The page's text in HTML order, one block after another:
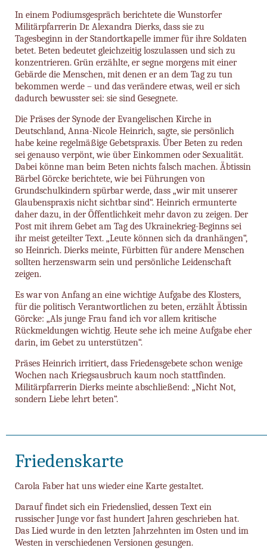
In einem Podiumsgespräch berichtete die Wunstorfer
Militärpfarrerin Dr. Alexandra Dierks, dass sie zu
Tagesbeginn in der Standortkapelle immer für ihre Soldaten
betet. Beten bedeutet gleichzeitig loszulassen und sich zu
konzentrieren. Grün erzählte, er segne morgens mit einer
Gebärde die Menschen, mit denen er an dem Tag zu tun
bekommen werde – und das verändere etwas, weil er sich
dadurch bewusster sei: sie sind Gesegnete.
Die Präses der Synode der Evangelischen Kirche in
Deutschland, Anna-Nicole Heinrich, sagte, sie persönlich
habe keine regelmäßige Gebetspraxis. Über Beten zu reden
sei genauso verpönt, wie über Einkommen oder Sexualität.
Dabei könne man beim Beten nichts falsch machen. Äbtissin
Bärbel Görcke berichtete, wie bei Führungen von
Grundschulkindern spürbar werde, dass „wir mit unserer
Glaubenspraxis nicht sichtbar sind“. Heinrich ermunterte
daher dazu, in der Öffentlichkeit mehr davon zu zeigen. Der
Post mit ihrem Gebet am Tag des Ukrainekrieg-Beginns sei
ihr meist geteilter Text. „Leute können sich da dranhängen“,
so Heinrich. Dierks meinte, Fürbitten für andere Menschen
sollten herzenswarm sein und persönliche Leidenschaft
zeigen.
Es war von Anfang an eine wichtige Aufgabe des Klosters,
für die politisch Verantwortlichen zu beten, erzählt Äbtissin
Görcke: „Als junge Frau fand ich vor allem kritische
Rückmeldungen wichtig. Heute sehe ich meine Aufgabe eher
darin, im Gebet zu unterstützen“.
Präses Heinrich irritiert, dass Friedensgebete schon wenige
Wochen nach Kriegsausbruch kaum noch stattfinden.
Militärpfarrerin Dierks meinte abschließend: „Nicht Not,
sondern Liebe lehrt beten“.
Friedenskarte
Carola Faber hat uns wieder eine Karte gestaltet.
Darauf findet sich ein Friedenslied, dessen Text ein
russischer Junge vor fast hundert Jahren geschrieben hat.
Das Lied wurde in den letzten Jahrzehnten im Osten und im
Westen in verschiedenen Versionen gesungen.